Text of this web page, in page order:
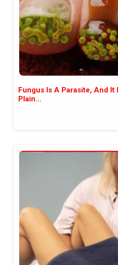
Fungus Is A Parasite, And It
Plain...